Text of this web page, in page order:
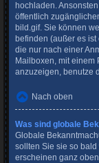
hochladen.
öffentlich
bild.gif. Sie können
befinden (außer es
die nur nach einer
Mailboxen, mit einem
anzuzeigen, benutze
Nach oben
Was sind globale
Globale
sollten Sie sie so
erscheinen ganz